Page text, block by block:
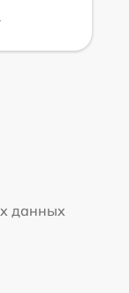
данных